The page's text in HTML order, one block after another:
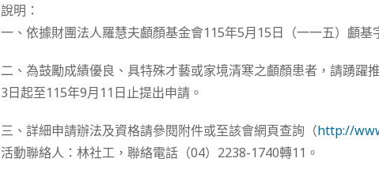
說明：
一、依據財團法人羅慧夫顱顏基金會115年5月15日（一一五）顱基
二、為鼓勵成績優良、具特殊才藝或家境清寒之顱顏患者，請踴躍
3日起至115年9月11日止提出申請。
三、詳細申請辦法及資格請參閱附件或至該會網頁查詢（http://
活動聯絡人：林社工，聯絡電話（04）2238-1740轉11。